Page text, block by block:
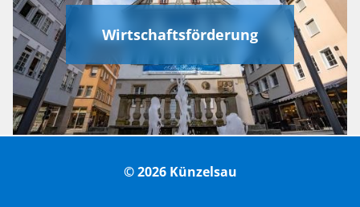
Wirtschaftsförderung
© 2026 Künzelsau